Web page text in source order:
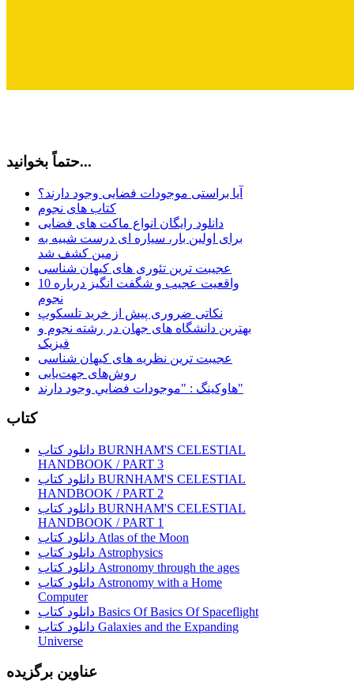
حتماً بخوانید...
آیا براستی موجودات فضایی وجود دارند؟
کتاب های نجوم
دانلود رایگان انواع ماکت های فضایی
برای اولین بار، سیاره ای درست شبیه به
زمین کشف شد
عجیبت ترین تئوری های کیهان شناسی
10 واقعیت عجیب و شگفت انگیز درباره
نجوم
نکاتی ضروری پیش از خرید تلسکوپ
بهترین دانشگاه های جهان در رشته نجوم و
فیزیک
عجیبت ترین نظریه های کیهان شناسی
روش‌های جهت‌یابی
هاوكينگ : "موجودات فضايي وجود دارند"
کتاب
دانلود کتاب BURNHAM'S CELESTIAL
HANDBOOK / PART 3
دانلود کتاب BURNHAM'S CELESTIAL
HANDBOOK / PART 2
دانلود کتاب BURNHAM'S CELESTIAL
HANDBOOK / PART 1
دانلود کتاب Atlas of the Moon
دانلود کتاب Astrophysics
دانلود کتاب Astronomy through the ages
دانلود کتاب Astronomy with a Home
Computer
دانلود کتاب Basics Of Basics Of Spaceflight
دانلود کتاب Galaxies and the Expanding
Universe
عناوین برگزیده